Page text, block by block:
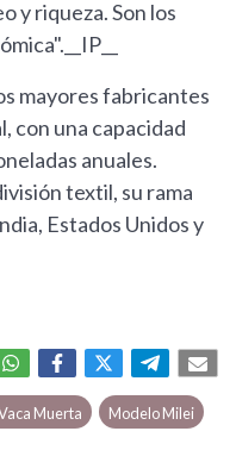
y riqueza. Son los
mayores fabricantes
con una capacidad
anuales.
textil, su rama
Estados Unidos y
Muerta
Modelo Milei